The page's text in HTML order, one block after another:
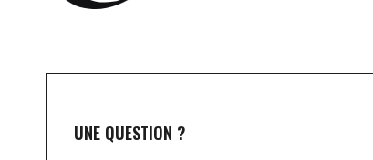
UNE QUESTION ?